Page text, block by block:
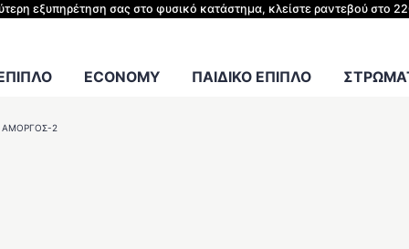
εξυπηρέτηση σας στο φυσικό κατάστημα, κλείστε ραντεβού στο
ECONOMY ΠΑΙΔΙΚΟ ΕΠΙΠΛΟ
ΚΡΕΒΑΤΙΟΥ
ΑΜΟΡΓΌΣ-2